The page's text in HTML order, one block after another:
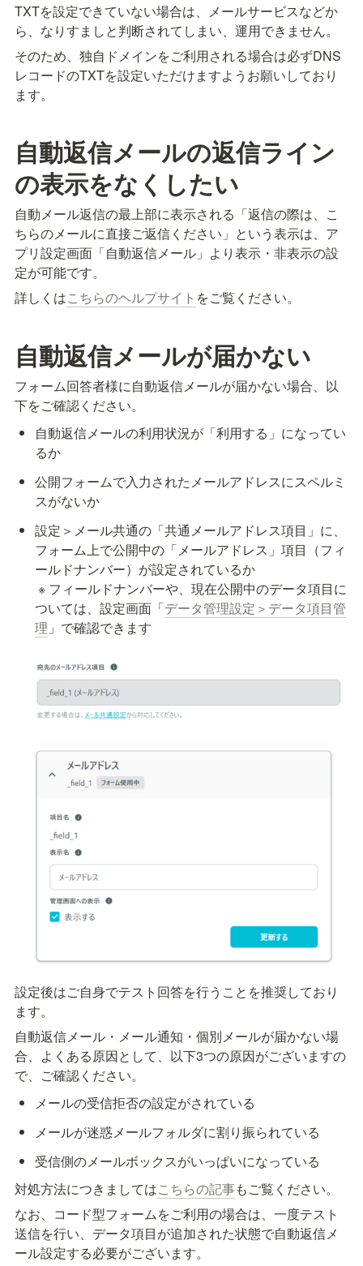
TXTを設定できていない場合は、メールサービスなどか
ら、なりすましと判断されてしまい、運用できません。
そのため、独自ドメインをご利用される場合は必ずDNS
レコードのTXTを設定いただけますようお願いしており
ます。
自動返信メールの返信ライン
の表示をなくしたい
自動メール返信の最上部に表示される「返信の際は、こ
ちらのメールに直接ご返信ください」という表示は、ア
プリ設定画面「自動返信メール」より表示・非表示の設
定が可能です。
詳しくはこちらのヘルプサイト をご覧ください。
自動返信メールが届かない
フォーム回答者様に自動返信メールが届かない場合、以
下をご確認ください。
自動返信メールの利用状況が「利用する」になってい
るか
公開フォームで入力されたメールアドレスにスペルミ
スがないか
設定＞メール共通の「共通メールアドレス項目」に、
フォーム上で公開中の「メールアドレス」項目（フィ
ールドナンバー）が設定されているか
※ フィールドナンバーや、現在公開中のデータ項目に
ついては、設定画面「データ管理設定＞データ項目管
理 」で確認できます
設定後はご自身でテスト回答を行うことを推奨しており
ます。
自動返信メール・メール通知・個別メールが届かない場
合、よくある原因として、以下3つの原因がございますの
で、ご確認ください。
メールの受信拒否の設定がされている
メールが迷惑メールフォルダに割り振られている
対処方法につきましてはこちらの記事もご覧ください。
なお、コード型フォームをご利用の場合は、一度テスト
送信を行い、データ項目が追加された状態で自動返信メ
ール設定する必要がございます。